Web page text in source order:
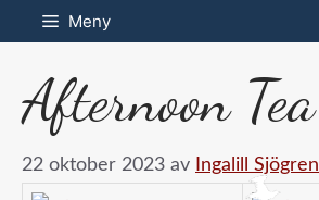
Hoppa
till
innehåll
Meny
Afternoon Tea
22 oktober 2023 av Ingalill Sjögren